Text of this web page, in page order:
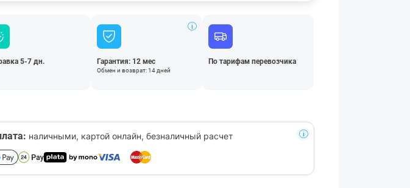
5-7 дн. Гарантия: 12 мес
Обмен и возврат: 14 дней
По тарифам перевозчика
наличными, картой онлайн, безналичный расчет